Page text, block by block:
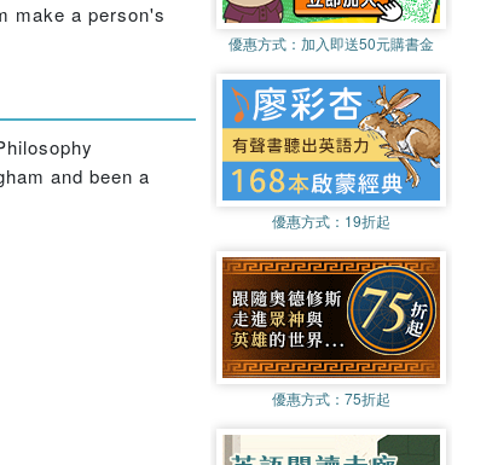
make a person's
and been a
優惠方式： 加入即送50元購書金
優惠方式： 19折起
優惠方式： 75折起